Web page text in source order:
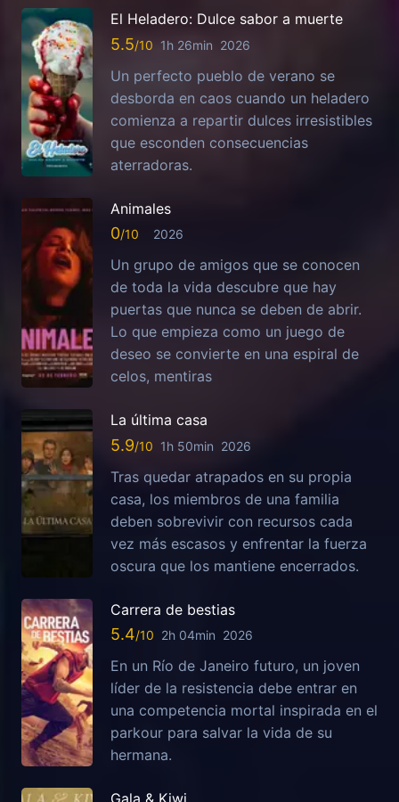
El Heladero: Dulce sabor a muerte
5.5 1h 26min 2026
Un perfecto pueblo de verano se
desborda en caos cuando un heladero
comienza a repartir dulces irresistibles
que esconden consecuencias
aterradoras.
Animales
0 2026
Un grupo de amigos que se conocen
de toda la vida descubre que hay
puertas que nunca se deben de abrir.
Lo que empieza como un juego de
deseo se convierte en una espiral de
celos, mentiras
La última casa
5.9 1h 50min 2026
Tras quedar atrapados en su propia
casa, los miembros de una familia
deben sobrevivir con recursos cada
vez más escasos y enfrentar la fuerza
oscura que los mantiene encerrados.
Carrera de bestias
5.4 2h 04min 2026
En un Río de Janeiro futuro, un joven
líder de la resistencia debe entrar en
una competencia mortal inspirada en el
parkour para salvar la vida de su
hermana.
Gala & Kiwi